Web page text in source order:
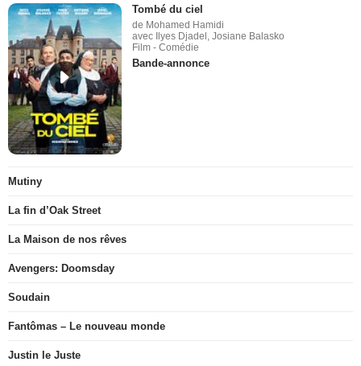
Tombé du ciel
de Mohamed Hamidi
avec Ilyes Djadel, Josiane Balasko
Film - Comédie
Bande-annonce
Mutiny
La fin d’Oak Street
La Maison de nos rêves
Avengers: Doomsday
Soudain
Fantômas – Le nouveau monde
Justin le Juste